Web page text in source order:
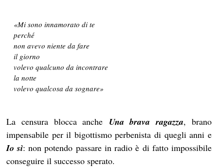
«Mi sono innamorato di te
perché
non avevo niente da fare
il giorno
volevo qualcuno da incontrare
la notte
volevo qualcosa da sognare»
La censura blocca anche Una brava ragazza, brano
impensabile per il bigottismo perbenista di quegli anni e
Io sì: non potendo passare in radio è di fatto impossibile
conseguire il successo sperato.